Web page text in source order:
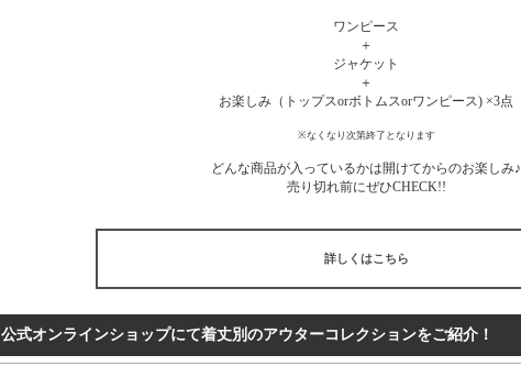
ワンピース
＋
ジャケット
＋
お楽しみ（トップスorボトムスorワンピース) ×3点
※なくなり次第終了となります
どんな商品が入っているかは開けてからのお楽しみ♪
売り切れ前にぜひCHECK!!
詳しくはこちら
公式オンラインショップにて着丈別のアウターコレクションをご紹介！